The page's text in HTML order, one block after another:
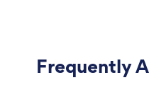
Frequently